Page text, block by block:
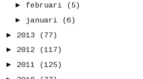
► februari
(5)
► januari
(6)
► 2013
(77)
► 2012
(117)
► 2011
(125)